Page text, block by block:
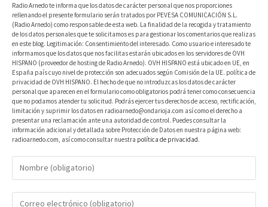
Radio Arnedo te informa que los datos de carácter personal que nos proporciones
rellenando el presente formulario serán tratados por PEVESA COMUNICACIÓN S.L.
(Radio Arnedo) como responsable de esta web. La finalidad de la recogida y tratamiento
de los datos personales que te solicitamos es para gestionar los comentarios que realizas
en este blog. Legitimación: Consentimiento del interesado. Como usuario e interesado te
informamos que los datos que nos facilitas estarán ubicados en los servidores de OVH
HISPANO (proveedor de hosting de Radio Arnedo). OVH HISPANO está ubicado en UE, en
España país cuyo nivel de protección son adecuados según Comisión de la UE. política de
privacidad de OVH HISPANO. El hecho de que no introduzcas los datos de carácter
personal que aparecen en el formulario como obligatorios podrá tener como consecuencia
que no podamos atender tu solicitud. Podrás ejercer tus derechos de acceso, rectificación,
limitación y suprimir los datos en radioarnedo@ondarioja.com así como el derecho a
presentar una reclamación ante una autoridad de control. Puedes consultar la
información adicional y detallada sobre Protección de Datos en nuestra página web:
radioarnedo.com, así como consultar nuestra política de privacidad.